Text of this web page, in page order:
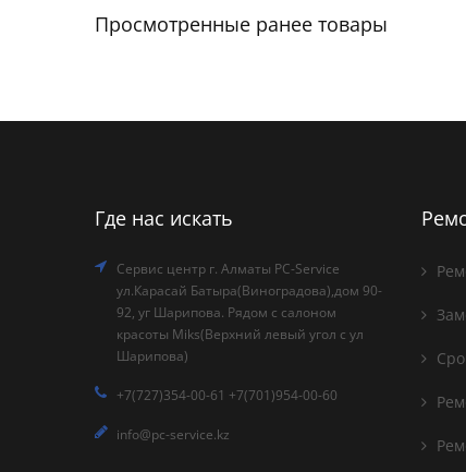
Просмотренные ранее товары
Где нас искать
Сервис центр г. Алматы PC-Service
ул.Карасай Батыра(Виноградова),дом 90-
92, уг Шарипова. Рядом с салоном
красоты Miks(Верхний левый угол с ул
Шарипова)
+7(727)354-00-61 +7(701)954-00-60
info@pc-service.kz